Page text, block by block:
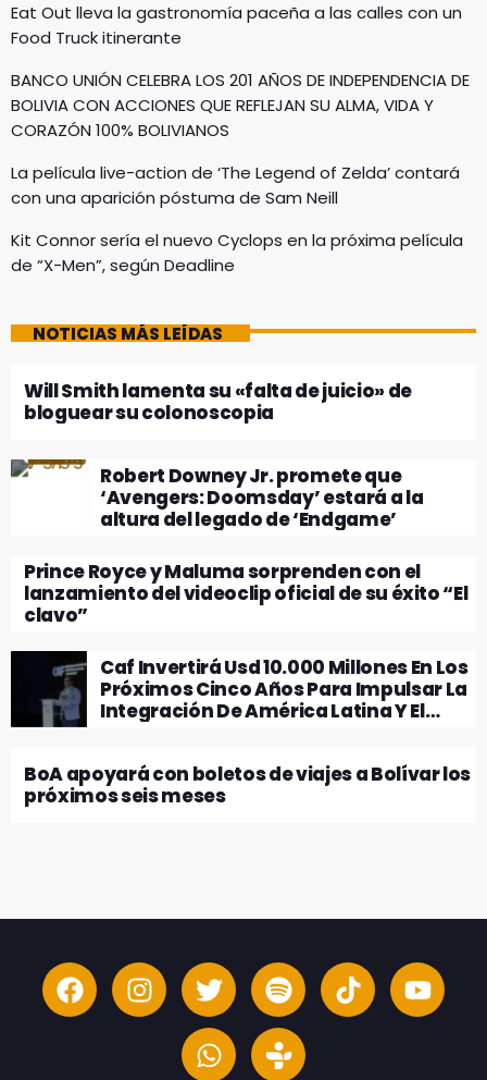
Eat Out lleva la gastronomía paceña a las calles con un
Food Truck itinerante
BANCO UNIÓN CELEBRA LOS 201 AÑOS DE INDEPENDENCIA DE
BOLIVIA CON ACCIONES QUE REFLEJAN SU ALMA, VIDA Y
CORAZÓN 100% BOLIVIANOS
La película live-action de ‘The Legend of Zelda’ contará
con una aparición póstuma de Sam Neill
Kit Connor sería el nuevo Cyclops en la próxima película
de “X-Men”, según Deadline
NOTICIAS MÁS LEÍDAS
Will Smith lamenta su «falta de juicio» de
bloguear su colonoscopia
Robert Downey Jr. promete que
‘Avengers: Doomsday’ estará a la
altura del legado de ‘Endgame’
Prince Royce y Maluma sorprenden con el
lanzamiento del videoclip oficial de su éxito “El
clavo”
Caf Invertirá Usd 10.000 Millones En Los
Próximos Cinco Años Para Impulsar La
Integración De América Latina Y El
BoA apoyará con boletos de viajes a Bolívar los
próximos seis meses